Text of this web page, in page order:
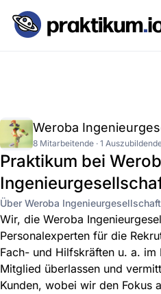
Weroba
8 Mitarbeitende · 1
Praktikum bei
Über Weroba
Wir, die Weroba
Personalexperten für die
Fach- und Hilfskräften u. a. im
Mitglied überlassen und
Kunden, wobei wir den Fokus